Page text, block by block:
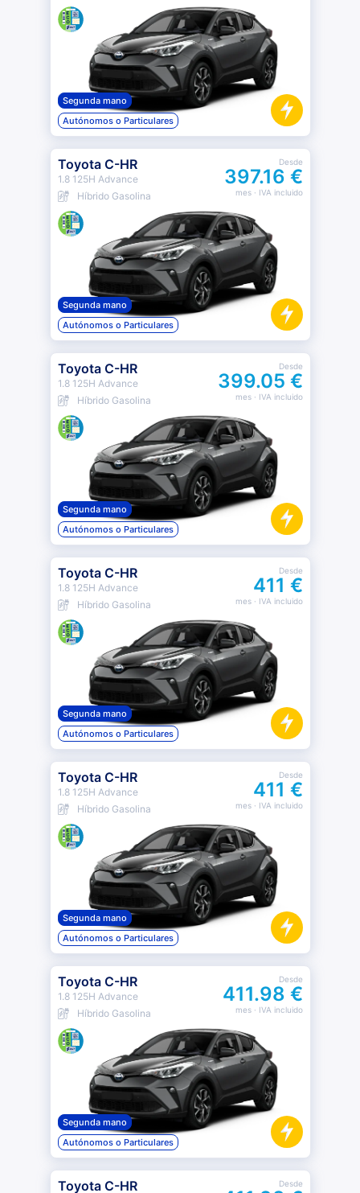
Segunda mano
Autónomos o Particulares
Toyota C-HR
1.8 125H Advance
Híbrido Gasolina
Desde
397.16 €
mes· IVA incluido
Segunda mano
Autónomos o Particulares
Toyota C-HR
1.8 125H Advance
Híbrido Gasolina
Desde
399.05 €
mes· IVA incluido
Segunda mano
Autónomos o Particulares
Toyota C-HR
1.8 125H Advance
Híbrido Gasolina
Desde
411 €
mes· IVA incluido
Segunda mano
Autónomos o Particulares
Toyota C-HR
1.8 125H Advance
Híbrido Gasolina
Desde
411 €
mes· IVA incluido
Segunda mano
Autónomos o Particulares
Toyota C-HR
1.8 125H Advance
Híbrido Gasolina
Desde
411.98 €
mes· IVA incluido
Segunda mano
Autónomos o Particulares
Toyota C-HR Desde